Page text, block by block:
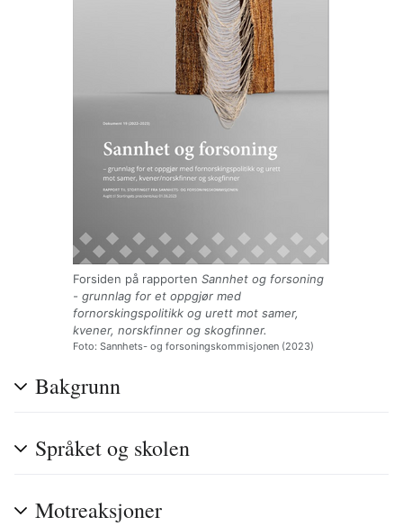
Forsiden på rapporten Sannhet og forsoning
- grunnlag for et oppgjør med
fornorskingspolitikk og urett mot samer,
kvener, norskfinner og skogfinner.
Foto: Sannhets- og forsoningskommisjonen (2023)
Bakgrunn
Språket og skolen
Motreaksjoner